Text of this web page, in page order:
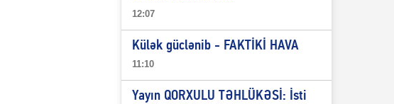
12:07
Külək güclənib - FAKTİKİ HAVA
11:10
Yayın QORXULU TƏHLÜKƏSİ: İsti